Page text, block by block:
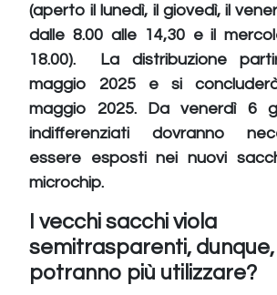
(aperto il lunedì, il giovedì, il
dalle 8.00 alle 14,30 e il
18.00). La distribuzione
maggio 2025 e si
maggio 2025. Da venerdì 6
indifferenziati dovranno
essere esposti nei nuovi
microchip.
I vecchi sacchi viola
semitrasparenti, dunque,
potranno più utilizzare?